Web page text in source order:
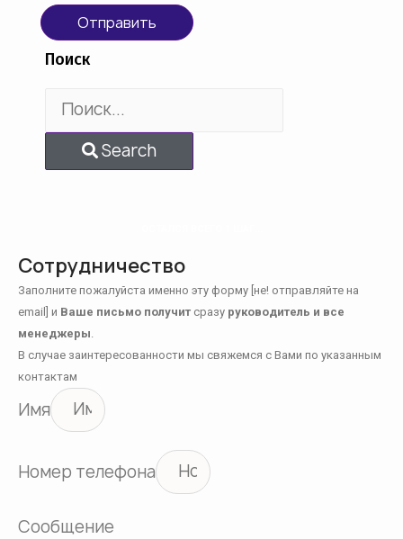
Отправить
Поиск
Search
Сотрудничество
Заполните пожалуйста именно эту форму [не! отправляйте на
email] и Ваше письмо получит сразу руководитель и все
менеджеры
В случае заинтересованности мы свяжемся с Вами по указанным
контактам
Имя
Номер телефона
Сообщение